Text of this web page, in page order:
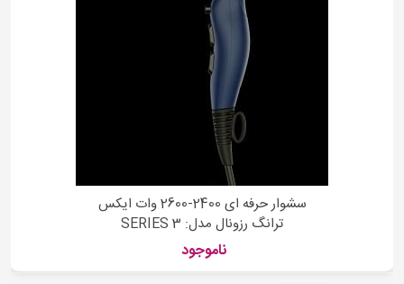
سشوار حرفه ای 2400-2600 وات ایکس
ترانگ رزونال مدل: SERIES 3
ناموجود